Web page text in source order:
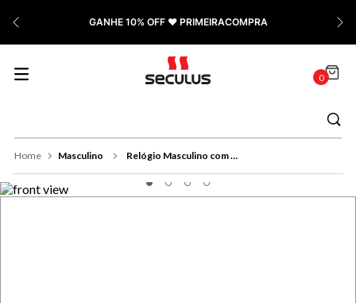
GANHE 10% OFF ❤️ PRIMEIRACOMPRA
0
Masculino Relógio Masculino com Calendário Preto
9º